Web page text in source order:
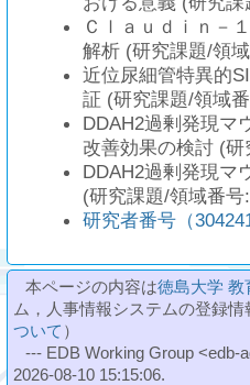
Ｃｌａｕｄｉｎ－
解析 (研究課題/領
近位尿細管特異的
証 (研究課題/領域
DDAH2過剰発現マ
改善効果の検討 (
DDAH2過剰発現マ
(研究課題/領域番号:
研究者番号（
本ページの内容は徳島大学 教
ム，人事情報システムの登録
ついて ）
--- EDB Working Group <edb-
2026-08-10 15:15:06.